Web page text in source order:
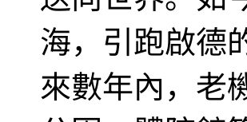
海，引跑啟德
來數年內，老